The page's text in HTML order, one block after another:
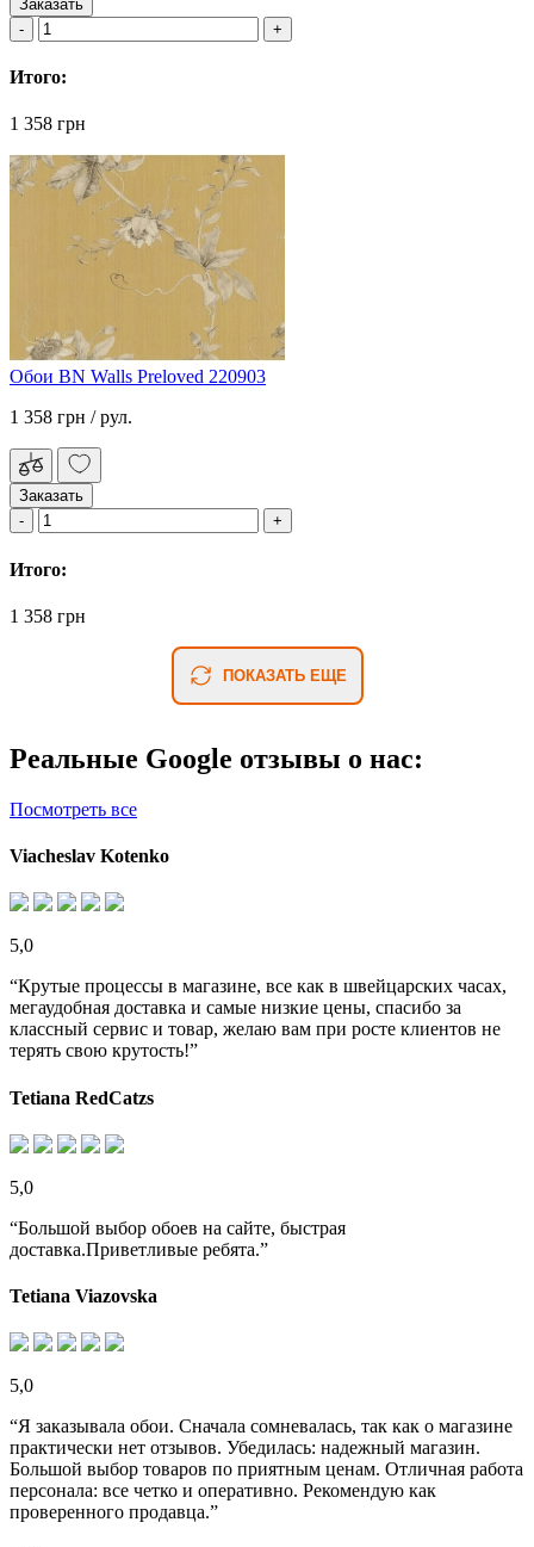
Заказать
Итого:
1 358 грн
Обои BN Walls Preloved 220903
1 358 грн / рул.
Заказать
Итого:
1 358 грн
ПОКАЗАТЬ ЕЩЕ
Реальные Google отзывы о нас:
Посмотреть все
Viacheslav Kotenko
5,0
“Крутые процессы в магазине, все как в швейцарских часах,
мегаудобная доставка и самые низкие цены, спасибо за
классный сервис и товар, желаю вам при росте клиентов не
терять свою крутость!”
Tetiana RedCatzs
5,0
“Большой выбор обоев на сайте, быстрая
доставка.Приветливые ребята.”
Tetiana Viazovska
5,0
“Я заказывала обои. Сначала сомневалась, так как о магазине
практически нет отзывов. Убедилась: надежный магазин.
Большой выбор товаров по приятным ценам. Отличная работа
персонала: все четко и оперативно. Рекомендую как
проверенного продавца.”